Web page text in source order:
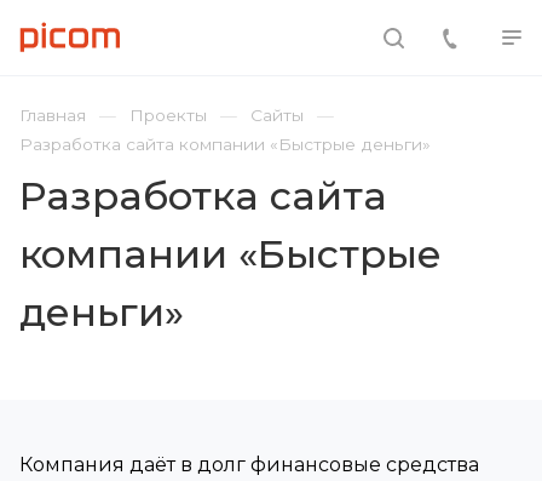
Главная Проекты
Сайты
Разработка сайта компании «Быстрые деньги»
Разработка сайта
компании «Быстрые
деньги»
Компания даёт в долг финансовые средства